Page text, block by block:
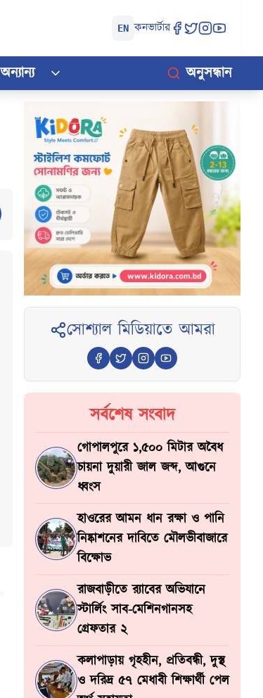
EN কনভার্টার
অন্যান্য অনুসন্ধান
সোশ্যাল মিডিয়াতে আমরা
সর্বশেষ সংবাদ
গোপালপুরে ১,৫০০ মিটার অবৈধ
চায়না দুয়ারী জাল জব্দ, আগুনে
ধ্বংস
হাওরের আমন ধান রক্ষা ও পানি
নিষ্কাশনের দাবিতে মৌলভীবাজারে
বিক্ষোভ
রাজবাড়ীতে র‍্যাবের অভিযানে
স্টার্লিং সাব-মেশিনগানসহ
গ্রেফতার ২
কলাপাড়ায় গৃহহীন, প্রতিবন্ধী, দুস্থ
ও দরিদ্র ৫৭ মেধাবী শিক্ষার্থী পেল